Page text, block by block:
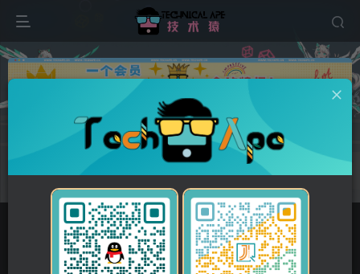
广告
绿色能源节能环保类企业pbootcms网站模板 宽屏滚屏
网站源码
网站源码 PbootCMS模板 正文
0